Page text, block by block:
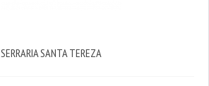
SERRARIA SANTA TEREZA